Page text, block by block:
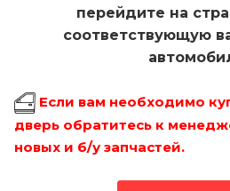
перейдите на
соответствующую
Если вам необходимо
дверь обратитесь к
новых и б/у запчастей.